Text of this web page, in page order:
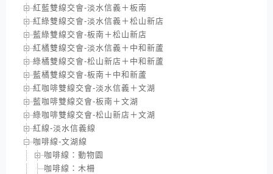
紅藍雙線交會-淡水信義＋板南
紅綠雙線交會-淡水信義＋松山新店
藍綠雙線交會-板南＋松山新店
紅橘雙線交會-淡水信義＋中和新蘆
綠橘雙線交會-松山新店＋中和新蘆
藍橘雙線交會-板南＋中和新蘆
紅咖啡雙線交會-淡水信義＋文湖
藍咖啡雙線交會-板南＋文湖
綠咖啡雙線交會-松山新店＋文湖
紅線-淡水信義線
咖啡線-文湖線
咖啡線：動物園
咖啡線：木柵